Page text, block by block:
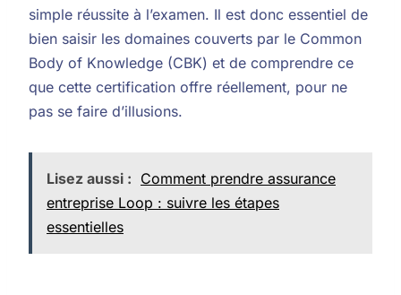
simple réussite à l’examen. Il est donc essentiel de
bien saisir les domaines couverts par le Common
Body of Knowledge (CBK) et de comprendre ce
que cette certification offre réellement, pour ne
pas se faire d’illusions.
Lisez aussi : Comment prendre assurance
entreprise Loop : suivre les étapes
essentielles